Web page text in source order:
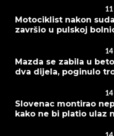
11
Motociklist nakon
završio u pulskoj
14
Mazda se zabila u
dva dijela, poginulo
14
Slovenac montirao
kako ne bi platio ulaz